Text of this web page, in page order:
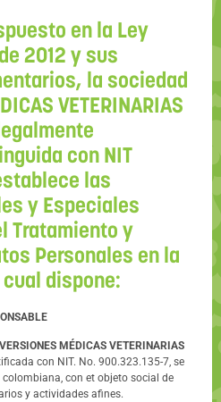
en la Ley
2012 y sus
la sociedad
VETERINARIAS
con NIT
las
y Especiales
Tratamiento y
Personales en la
dispone:
MÉDICAS VETERINARIAS
con NIT. No. 900.323.135-7, se
con et objeto social de
y actividades afines.